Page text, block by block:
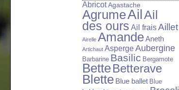
AbricotAgastache
AgrumeAilAil
des ours Ail fraisAillet
Airelle AmandeAneth
Artichaut AspergeAubergine
Barbarine Basilic Bergamote
BetteBetterave
Blette Blue ballet Blue